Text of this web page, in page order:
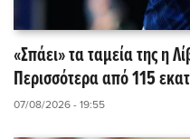
«Σπάει» τα ταμεία της η
Περισσότερα από 115
07/08/2026 - 19:55